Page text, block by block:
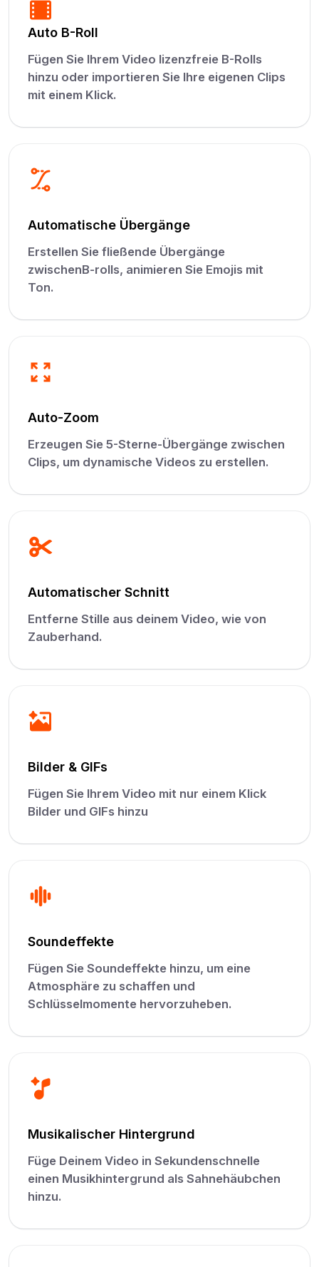
Auto B-Roll
Fügen Sie Ihrem Video lizenzfreie B-Rolls
hinzu oder importieren Sie Ihre eigenen Clips
mit einem Klick.
Automatische Übergänge
Erstellen Sie fließende Übergänge
zwischenB-rolls, animieren Sie Emojis mit
Ton.
Auto-Zoom
Erzeugen Sie 5-Sterne-Übergänge zwischen
Clips, um dynamische Videos zu erstellen.
Automatischer Schnitt
Entferne Stille aus deinem Video, wie von
Zauberhand.
Bilder & GIFs
Fügen Sie Ihrem Video mit nur einem Klick
Bilder und GIFs hinzu
Soundeffekte
Fügen Sie Soundeffekte hinzu, um eine
Atmosphäre zu schaffen und
Schlüsselmomente hervorzuheben.
Musikalischer Hintergrund
Füge Deinem Video in Sekundenschnelle
einen Musikhintergrund als Sahnehäubchen
hinzu.